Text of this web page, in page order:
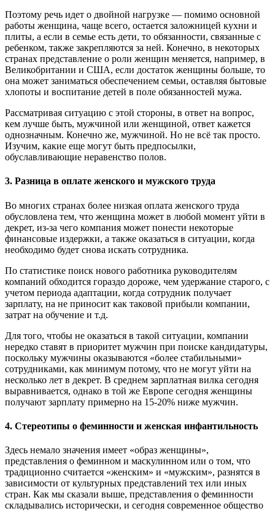
Поэтому речь идет о двойной нагрузке — помимо основной
работы женщина, чаще всего, остается заложницей кухни и
плиты, а если в семье есть дети, то обязанности, связанные с
ребенком, также закрепляются за ней. Конечно, в некоторых
странах представление о роли женщин меняется, например, в
Великобритании и США, если достаток женщины больше, то
она может заниматься обеспечением семьи, оставляя бытовые
хлопоты и воспитание детей в поле обязанностей мужа.
Рассматривая ситуацию с этой стороны, в ответ на вопрос,
кем лучше быть, мужчиной или женщиной, ответ кажется
однозначным. Конечно же, мужчиной. Но не всё так просто.
Изучим, какие еще могут быть предпосылки,
обуславливающие неравенство полов.
3. Разница в оплате женского и мужского труда
Во многих странах более низкая оплата женского труда
обусловлена тем, что женщина может в любой момент уйти в
декрет, из-за чего компания может понести некоторые
финансовые издержки, а также оказаться в ситуации, когда
необходимо будет снова искать сотрудника.
По статистике поиск нового работника руководителям
компаний обходится гораздо дороже, чем удержание старого, с
учетом периода адаптации, когда сотрудник получает
зарплату, на не приносит как таковой прибыли компании,
затрат на обучение и т.д.
Для того, чтобы не оказаться в такой ситуации, компании
нередко ставят в приоритет мужчин при поиске кандидатуры,
поскольку мужчины оказываются «более стабильными»
сотрудниками, как минимум потому, что не могут уйти на
несколько лет в декрет. В среднем зарплатная вилка сегодня
выравнивается, однако в той же Европе сегодня женщины
получают зарплату примерно на 15-20% ниже мужчин.
4. Стереотипы о феминности и женская инфантильность
Здесь немало значения имеет «образ женщины»,
представления о феминном и маскулинном или о том, что
традиционно считается «женским» и «мужским», разнятся в
зависимости от культурных представлений тех или иных
стран. Как мы сказали выше, представления о феминности
складывались исторически, и сегодня современное общество